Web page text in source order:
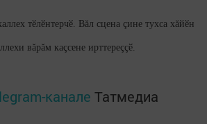
тӗлӗнтерчӗ. Вăл сцена çине тухса хăйӗн
вăрăм каçсене ирттереççӗ.
канале Татмедиа